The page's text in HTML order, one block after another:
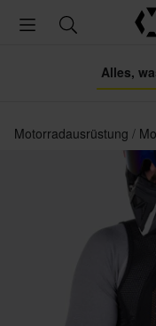
Alles,
Motorradausrüstung